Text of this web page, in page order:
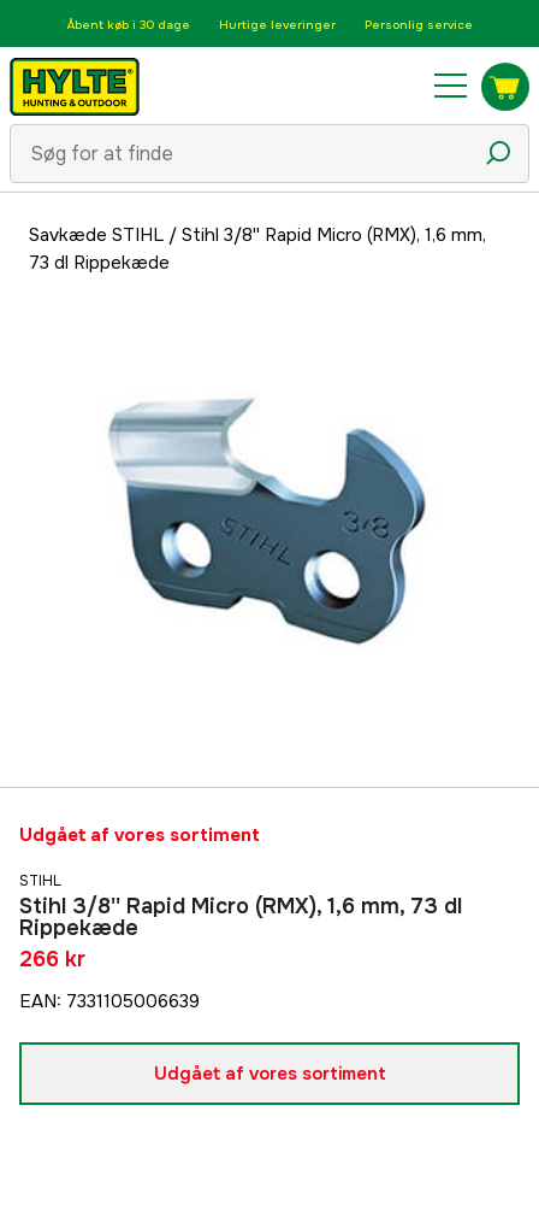
Åbent køb i 30 dage Hurtige leveringer Personlig service
Savkæde STIHL / Stihl 3/8'' Rapid Micro (RMX), 1,6 mm,
73 dl Rippekæde
Udgået af vores sortiment
STIHL
Stihl 3/8'' Rapid Micro (RMX), 1,6 mm, 73 dl
Rippekæde
266 kr
EAN: 7331105006639
Udgået af vores sortiment